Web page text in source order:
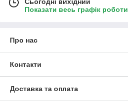
Показати весь графік роботи
Про нас
Контакти
Доставка та оплата